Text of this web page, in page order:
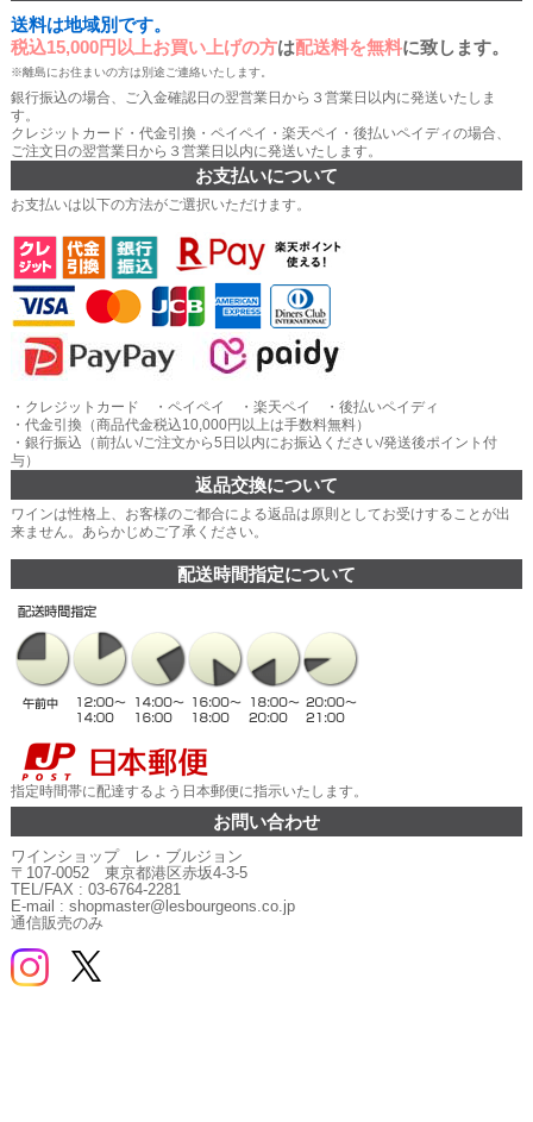
送料は地域別です。
税込15,000円以上お買い上げの方は配送料を無料に致します。
※離島にお住まいの方は別途ご連絡いたします。
銀行振込の場合、ご入金確認日の翌営業日から３営業日以内に発送いたしま
す。
クレジットカード・代金引換・ペイペイ・楽天ペイ・後払いペイディの場合、
ご注文日の翌営業日から３営業日以内に発送いたします。
お支払いについて
お支払いは以下の方法がご選択いただけます。
・クレジットカード ・ペイペイ ・楽天ペイ ・後払いペイディ
・代金引換（商品代金税込10,000円以上は手数料無料）
・銀行振込（前払い/ご注文から5日以内にお振込ください/発送後ポイント付
与）
返品交換について
ワインは性格上、お客様のご都合による返品は原則としてお受けすることが出
来ません。あらかじめご了承ください。
配送時間指定について
指定時間帯に配達するよう日本郵便に指示いたします。
お問い合わせ
ワインショップ レ・ブルジョン
〒107-0052 東京都港区赤坂4-3-5
TEL/FAX : 03-6764-2281
E-mail : shopmaster@lesbourgeons.co.jp
通信販売のみ